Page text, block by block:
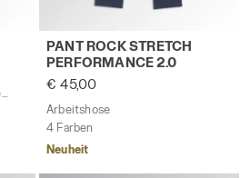
Poly-Cotton BERMUDA
Arbeitshose PANT ROCK
PANT ROCK STRETCH
PERFORMANCE 2.0
€ 45,00
Arbeitshose
4 Farben
Neuheit